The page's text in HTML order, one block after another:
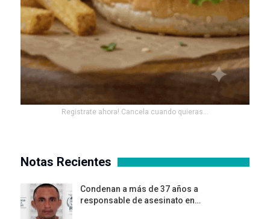
Registrate ahora! Cancela cuando quieras...
Notas Recientes
Condenan a más de 37 años a
responsable de asesinato en…